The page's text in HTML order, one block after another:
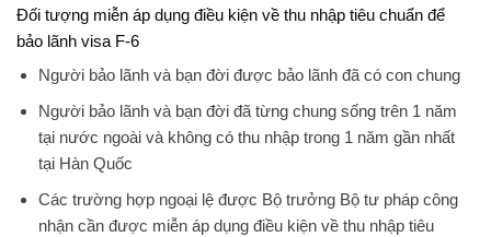
Đối tượng miễn áp dụng điều kiện về thu nhập tiêu chuẩn để
bảo lãnh visa F-6
Người bảo lãnh và bạn đời được bảo lãnh đã có con chung
Người bảo lãnh và bạn đời đã từng chung sống trên 1 năm
tại nước ngoài và không có thu nhập trong 1 năm gần nhất
tại Hàn Quốc
Các trường hợp ngoại lệ được Bộ trưởng Bộ tư pháp công
nhận cần được miễn áp dụng điều kiện về thu nhập tiêu